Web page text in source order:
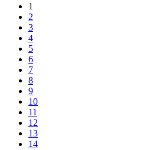
1
2
3
4
5
6
7
8
9
10
11
12
13
14